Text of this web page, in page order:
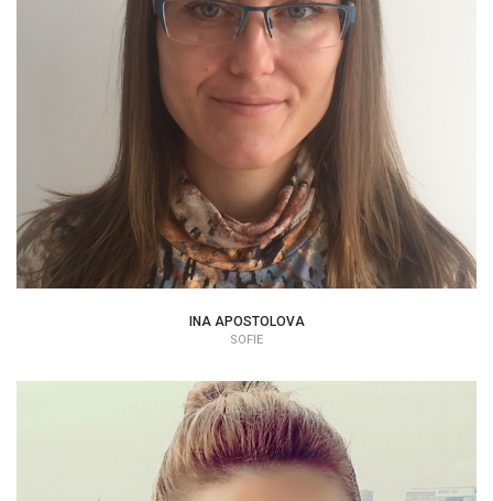
PSYCHOLOG | TERAPEUT
INA APOSTOLOVA
SOFIE